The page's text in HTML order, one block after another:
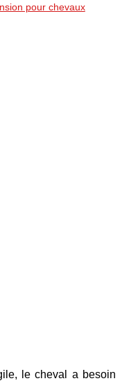
pour chevaux
le cheval a besoin